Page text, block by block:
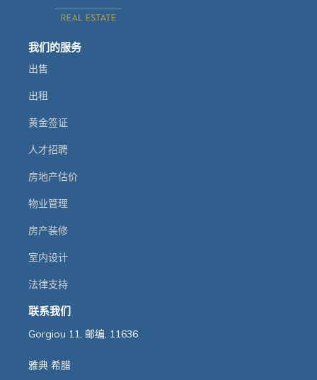
我们的服务
出售
出租
黄金签证
人才招聘
房地产估价
物业管理
房产装修
室内设计
法律支持
联系我们
Gorgiou 11, 邮编, 11636
雅典 希腊